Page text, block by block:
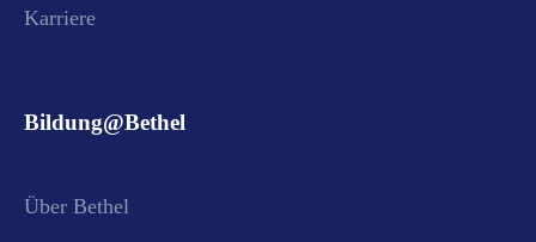
Karriere
Bildung@Bethel
Über Bethel